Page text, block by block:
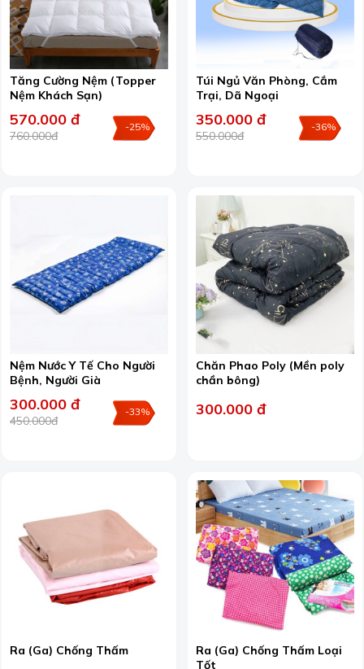
Tăng Cường Nệm (Topper
Nệm Khách Sạn)
570.000 đ
760.000đ
-25%
Túi Ngủ Văn Phòng, Cắm
Trại, Dã Ngoại
350.000 đ
550.000đ
-36%
Nệm Nước Y Tế Cho Người
Bệnh, Người Già
300.000 đ
450.000đ
-33%
Chăn Phao Poly (Mền poly
chần bông)
300.000 đ
Ra (Ga) Chống Thấm
Ra (Ga) Chống Thấm Loại
Tốt